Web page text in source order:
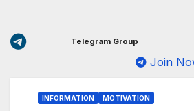
Telegram Group
Join
INFORMATION MOTIVATION